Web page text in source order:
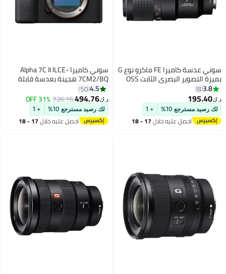
سوني عدسة كاميرا FE ماكرو نوع G
بميزة التصوير البصري الثابت OSS
قياس 90 ملم f/2.8 أسود
3.8
8
د.ك‏195.40
لك رصيد مسترجع 10% + 1
احصل عليه خلال 17 - 18
سوني كاميرا Alpha 7C II lLCE-
7CM2/BQ هجينة بعدسة قابلة
للتبديل كاملة الإطار
4.5
50
د.ك‏494.76
726.16
31% OFF
لك رصيد مسترجع 10% + 1
احصل عليه خلال 17 - 18